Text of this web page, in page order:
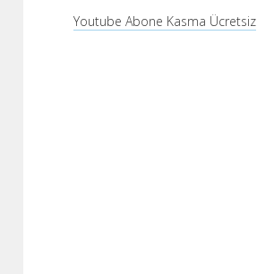
Youtube Abone Kasma Ücretsiz